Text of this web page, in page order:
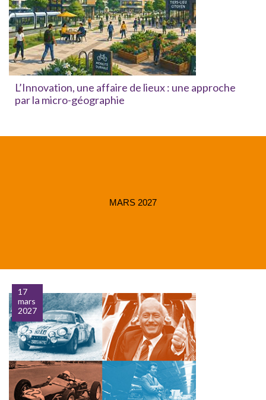
L’Innovation, une affaire de lieux : une approche
par la micro-géographie
MARS 2027
17
mars
2027